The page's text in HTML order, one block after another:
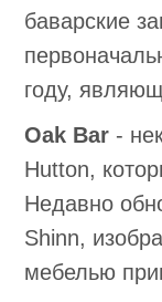
баварские
году,
Oak Bar -
Hutton,
Недавно
Shinn,
мебелью